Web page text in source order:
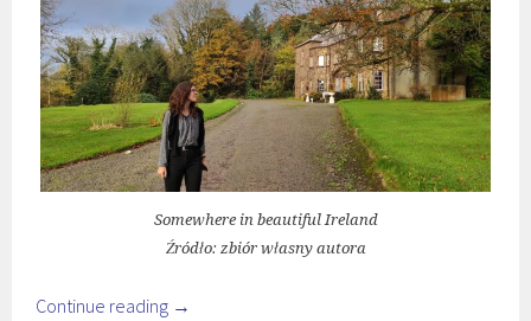
Somewhere in beautiful Ireland
Źródło: zbiór własny autora
Continue reading →